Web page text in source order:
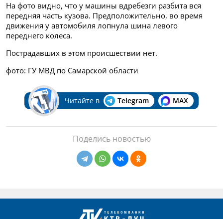
На фото видно, что у машины вдребезги разбита вся
передняя часть кузова. Предположительно, во время
движения у автомобиля лопнула шина левого
переднего колеса.
Пострадавших в этом происшествии нет.
фото: ГУ МВД по Самарской области
Читайте в Telegram MAX
Поделись новостью